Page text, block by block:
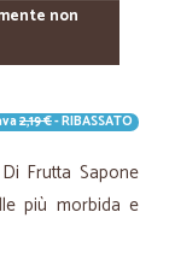
non
2,19 €- RIBASSATO
Frutta Sapone
più morbida e